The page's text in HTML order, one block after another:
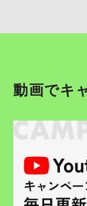
動画でキ